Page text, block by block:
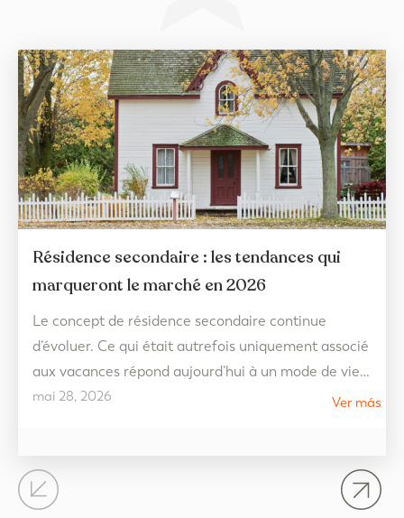
Résidence secondaire : les tendances qui
marqueront le marché en 2026
mai 28, 2026
Le concept de résidence secondaire continue
d’évoluer. Ce qui était autrefois uniquement associé
aux vacances répond aujourd’hui à un mode de vie
beaucoup plus flexible, tourné vers le bien-être et
s’orientent vers des logements qui privilégient la
qualité de…
Ver más